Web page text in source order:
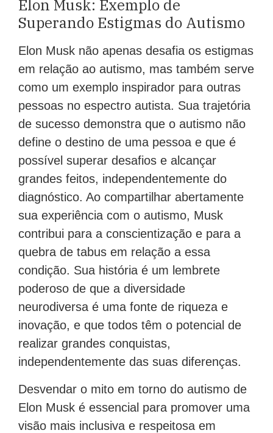
Elon Musk: Exemplo de
Superando Estigmas do Autismo
Elon Musk não apenas desafia os estigmas
em relação ao autismo, mas também serve
como um exemplo inspirador para outras
pessoas no espectro autista. Sua trajetória
de sucesso demonstra que o autismo não
define o destino de uma pessoa e que é
possível superar desafios e alcançar
grandes feitos, independentemente do
diagnóstico. Ao compartilhar abertamente
sua experiência com o autismo, Musk
contribui para a conscientização e para a
quebra de tabus em relação a essa
condição. Sua história é um lembrete
poderoso de que a diversidade
neurodiversa é uma fonte de riqueza e
inovação, e que todos têm o potencial de
realizar grandes conquistas,
independentemente das suas diferenças.
Desvendar o mito em torno do autismo de
Elon Musk é essencial para promover uma
visão mais inclusiva e respeitosa em